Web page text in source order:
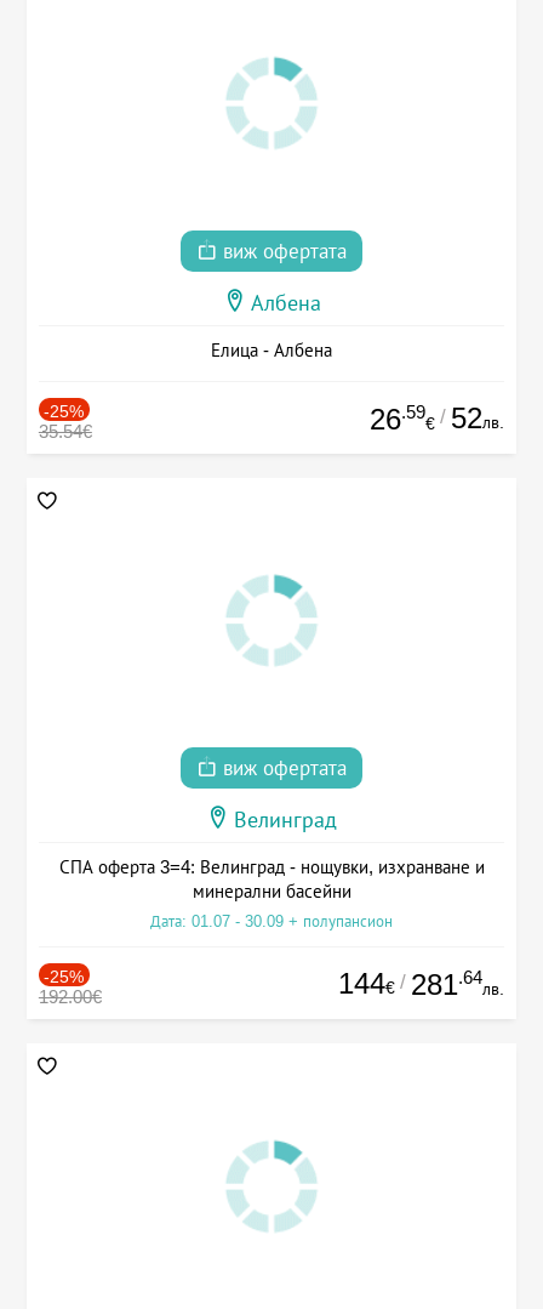
виж офертата
Албена
Елица - Албена
-25%
35.54€ 26.59
€ / 52лв.
виж офертата
Велинград
СПА оферта 3=4: Велинград - нощувки, изхранване и
минерални басейни
Дата: 01.07 - 30.09 + полупансион
-25%
192.00€ 144€ / 281.64
лв.